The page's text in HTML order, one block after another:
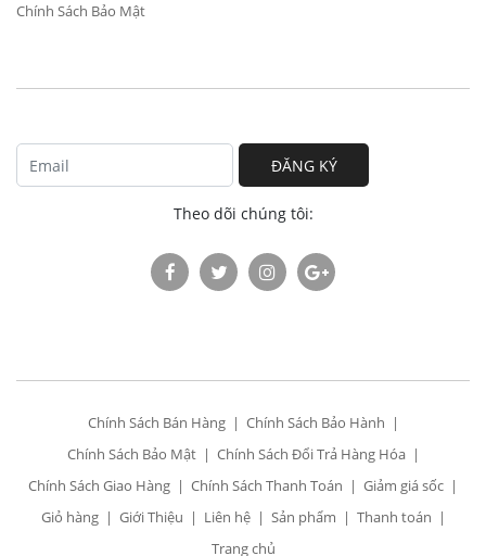
Chính Sách Bảo Mật
ĐĂNG KÝ
Theo dõi chúng tôi:
Chính Sách Bán Hàng
Chính Sách Bảo Hành
Chính Sách Bảo Mật
Chính Sách Đổi Trả Hàng Hóa
Chính Sách Giao Hàng
Chính Sách Thanh Toán
Giảm giá sốc
Giỏ hàng
Giới Thiệu Liên hệ Sản phẩm
Thanh toán
Trang chủ